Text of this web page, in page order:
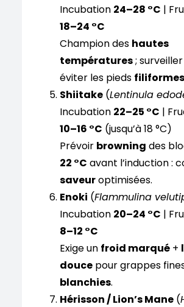
Incubation 24–28 °C |
18–24 °C
Champion des hautes
températures;
éviter les pieds filiformes
Shiitake (Lentinula
Incubation 22–25 °C |
10–16 °C (jusqu’à 18 °C)
Prévoir browning des
22 °C avant l’induction :
saveuroptimisées.
Enoki (Flammulina
Incubation 20–24 °C |
8–12 °C
Exige un froid marqué +
douce pour grappes
blanchies.
Hérisson / Lion’s Mane (